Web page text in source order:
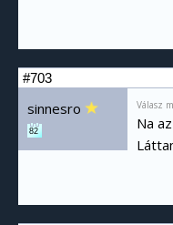
#703
sinnesro
82
Válasz
Na